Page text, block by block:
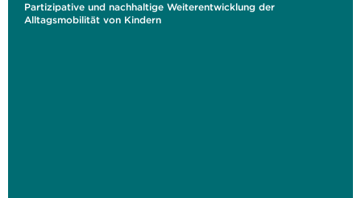
Partizipative und nachhaltige Weiterentwicklung der
Alltagsmobilität von Kindern